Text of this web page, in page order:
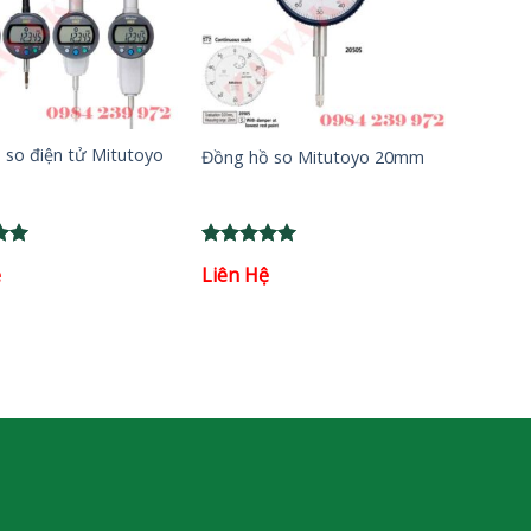
so điện tử Mitutoyo
+
Đồng hồ so Mitutoyo 20mm
out of 5
Liên Hệ